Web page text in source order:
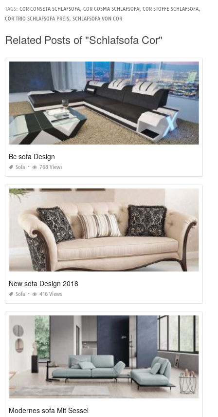
TAGS: COR CONSETA SCHLAFSOFA, COR COSMA SCHLAFSOFA, COR STOFFE SCHLAFSOFA,
COR TRIO SCHLAFSOFA PREIS, SCHLAFSOFA VON COR
Related Posts of "Schlafsofa Cor"
Bc sofa Design
Sofa 768 Views
New sofa Design 2018
Sofa 416 Views
Modernes sofa Mit Sessel